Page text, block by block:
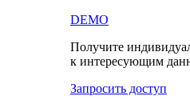
DEMO
Получите
к интересующим
Запросить доступ